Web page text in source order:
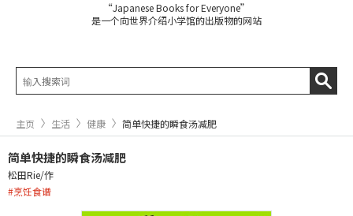
“Japanese Books for Everyone”
是一个向世界介绍小学馆的出版物的网站
主页 生活 健康 简单快捷的瞬食汤减肥
简单快捷的瞬食汤减肥
松田Rie/作
#烹饪食谱